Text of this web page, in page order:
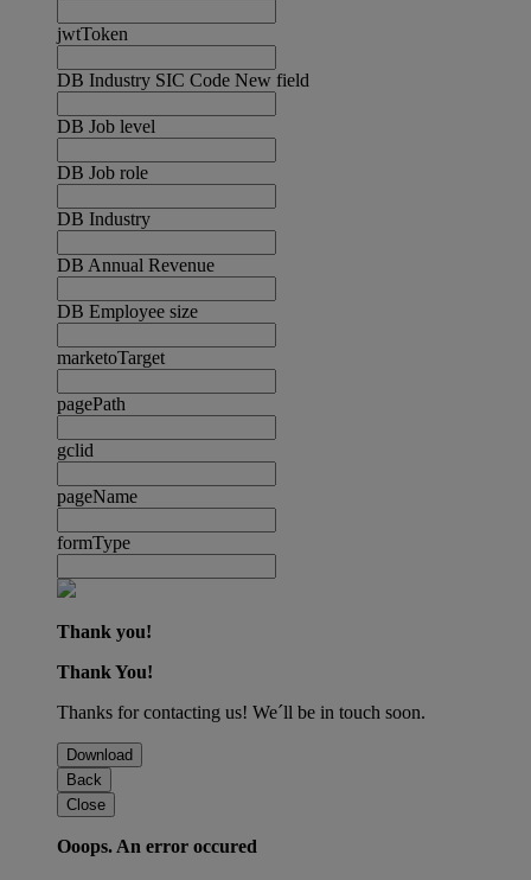
jwtToken
DB Industry SIC Code New field
DB Job level
DB Job role
DB Industry
DB Annual Revenue
DB Employee size
marketoTarget
pagePath
gclid
pageName
formType
Thank you!
Thank You!
Thanks for contacting us! We´ll be in touch soon.
Download
Back
Close
Ooops. An error occured